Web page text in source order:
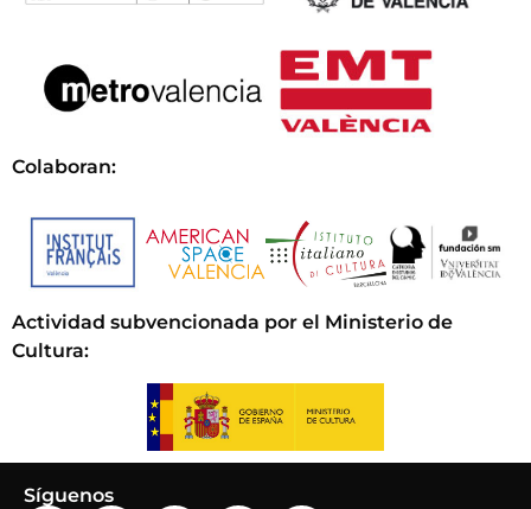
Colaboran:
Actividad subvencionada por el Ministerio de
Cultura:
Síguenos